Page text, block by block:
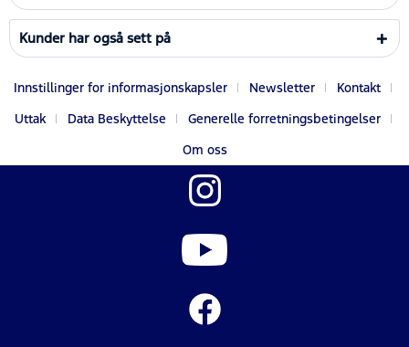
Kunder har også sett på
Innstillinger for informasjonskapsler Newsletter
Kontakt
Uttak
Data Beskyttelse
Generelle forretningsbetingelser
Om oss